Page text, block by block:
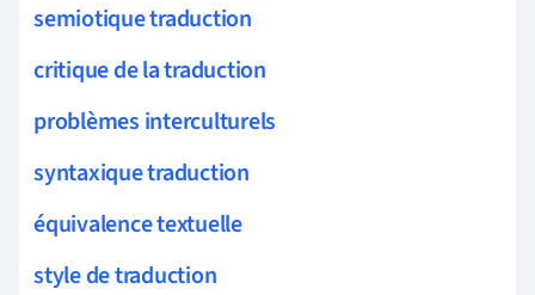
semiotique traduction
critique de la traduction
problèmes interculturels
syntaxique traduction
équivalence textuelle
style de traduction